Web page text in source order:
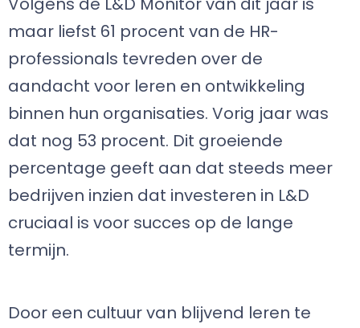
maar liefst 61 procent van de HR-
professionals tevreden over de
aandacht voor leren en ontwikkeling
binnen hun organisaties. Vorig jaar was
dat nog 53 procent. Dit groeiende
percentage geeft aan dat steeds meer
bedrijven inzien dat investeren in L&D
cruciaal is voor succes op de lange
termijn.
Door een cultuur van blijvend leren te